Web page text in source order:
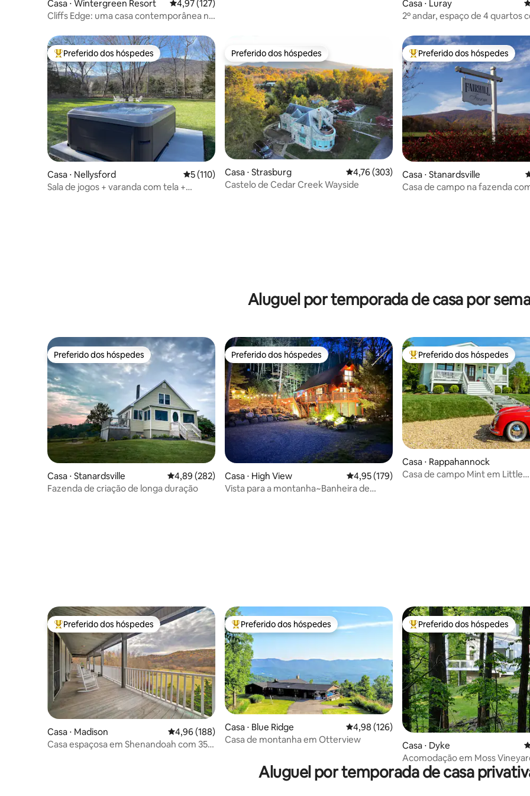
Casa ⋅ Wintergreen Resort 4,97 de uma avaliação média de 5, 127 avaliações
4,97 (127)
Cliffs Edge: uma casa contemporânea na
Casa ⋅ Luray
2º andar, espaço de 4 quartos
Entre os melhores preferidos dos hóspedes
Preferido dos hóspedes
Casa ⋅ Nellysford 5 de uma avaliação média de 5, 110 avaliações
5 (110)
Sala de jogos + varanda com tela +
Preferido dos hóspedes
Preferido dos hóspedes
Casa ⋅ Strasburg 4,76 de uma avaliação média de 5, 303
4,76 (303)
Castelo de Cedar Creek Wayside
Entre os melhores preferidos
Preferido dos hóspedes
Casa ⋅ Stanardsville
Casa de campo na fazenda
Aluguel por temporada de casa por
Preferido dos hóspedes
Preferido dos hóspedes
Casa ⋅ Stanardsville 4,89 de uma avaliação média de 5, 282 avaliações
4,89 (282)
Fazenda de criação de longa duração
Preferido dos hóspedes
Preferido dos hóspedes
Casa ⋅ High View 4,95 de uma avaliação média de 5, 179
4,95 (179)
Vista para a montanha~Banheira de
Entre os melhores preferidos
Preferido dos hóspedes
Casa ⋅ Rappahannock
Casa de campo Mint em Little
Entre os melhores preferidos dos hóspedes
Preferido dos hóspedes
Casa ⋅ Madison 4,96 de uma avaliação média de 5, 188 avaliações
4,96 (188)
Casa espaçosa em Shenandoah com 35
Entre os melhores preferidos dos hóspedes
Preferido dos hóspedes
Casa ⋅ Blue Ridge 4,98 de uma avaliação média de 5, 126
4,98 (126)
Casa de montanha em Otterview
Entre os melhores preferidos
Preferido dos hóspedes
Casa ⋅ Dyke
Acomodação em Moss
Aluguel por temporada de casa